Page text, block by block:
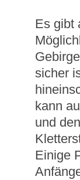
Es gibt
sicher
kann
und
Einige